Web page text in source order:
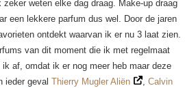
weten elke dag draag. Make-up draag
een lekkere parfum dus wel. Door de jaren
ontdekt waarvan ik er nu 3 laat zien.
van dit moment die ik met regelmaat
af, omdat ik er nog meer heb maar deze
ieder geval Thierry Mugler Aliën , Calvin